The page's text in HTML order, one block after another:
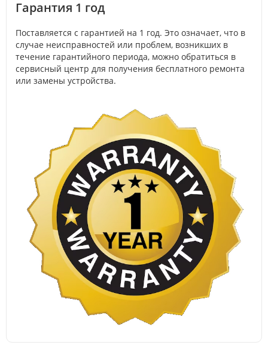
Гарантия 1 год
Поставляется с гарантией на 1 год. Это означает, что в
случае неисправностей или проблем, возникших в
течение гарантийного периода, можно обратиться в
сервисный центр для получения бесплатного ремонта
или замены устройства.